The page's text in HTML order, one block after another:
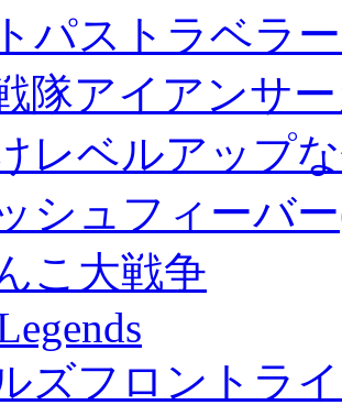
パストラベラ
隊アイアンサ
レベルアップ
シュフィーバ
こ大戦争
ズフロントラ